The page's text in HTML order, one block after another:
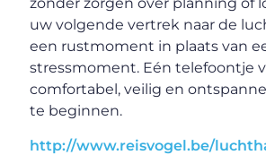
uw volgende vertrek naar de
een rustmoment in plaats van
stressmoment. Eén telefoontje
comfortabel, veilig en
te beginnen.
http://www.reisvogel.be/